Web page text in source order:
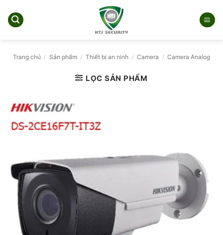
qua
Trang chủ / Sản phẩm / Thiết bị an ninh / Camera / Camera Analog
LỌC SẢN PHẨM